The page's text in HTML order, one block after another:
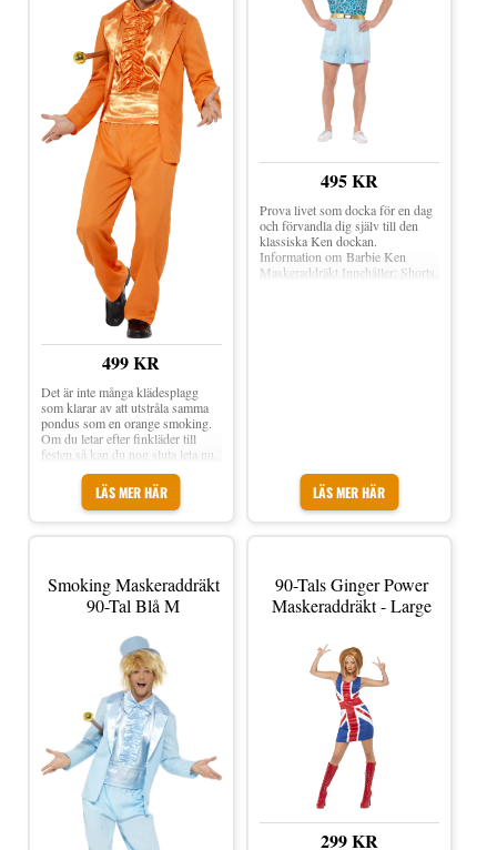
499 KR
LÄS MER HÄR
Det är inte många klädesplagg
som klarar av att utstråla samma
pondus som en orange smoking.
Om du letar efter finkläder till
festen så kan du nog sluta leta nu,
för finare än det här lär du
knappast hitta. Information Om
Smoking Maskeraddräkt 90-tal
Orange Byxor, jacka, skjorta och
495 KR
LÄS MER HÄR
Prova livet som docka för en dag
och förvandla dig själv till den
klassiska Ken dockan.
Information om Barbie Ken
Maskeraddräkt Innehåller: Shorts,
Smoking Maskeraddräkt
90-Tal Blå M
90-Tals Ginger Power
Maskeraddräkt - Large
299 KR